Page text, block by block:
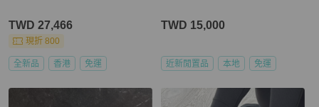
TWD 27,466
現折 800
全新品 香港 免運
TWD 15,000
近新閒置品 本地 免運